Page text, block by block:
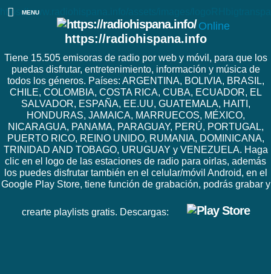
https://www.radiohispana.info/assets/images/
Online
https://radiohispana.info
Tiene 15.505 emisoras de radio por web y móvil, para que los
puedas disfrutar, entretenimiento, información y música de
todos los géneros. Países: ARGENTINA, BOLIVIA, BRASIL,
CHILE, COLOMBIA, COSTA RICA, CUBA, ECUADOR, EL
SALVADOR, ESPAÑA, EE.UU, GUATEMALA, HAITI,
HONDURAS, JAMAICA, MARRUECOS, MÉXICO,
NICARAGUA, PANAMA, PARAGUAY, PERÚ, PORTUGAL,
PUERTO RICO, REINO UNIDO, RUMANIA, DOMINICANA,
TRINIDAD AND TOBAGO, URUGUAY y VENEZUELA. Haga
clic en el logo de las estaciones de radio para oirlas, además
los puedes disfrutar también en el celular/móvil Android, en el
Google Play Store, tiene función de grabación, podrás grabar y
crearte playlists gratis. Descargas:
MENU